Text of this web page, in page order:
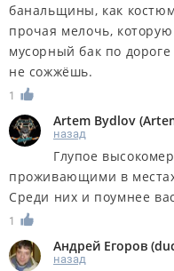
банальщины, как
прочая мелочь,
мусорный бак по
не сожжёшь.
1
Artem Bydlov (
назад
Глупое
проживающими в
Среди них и поумнее
1
Андрей Егоров (
назад